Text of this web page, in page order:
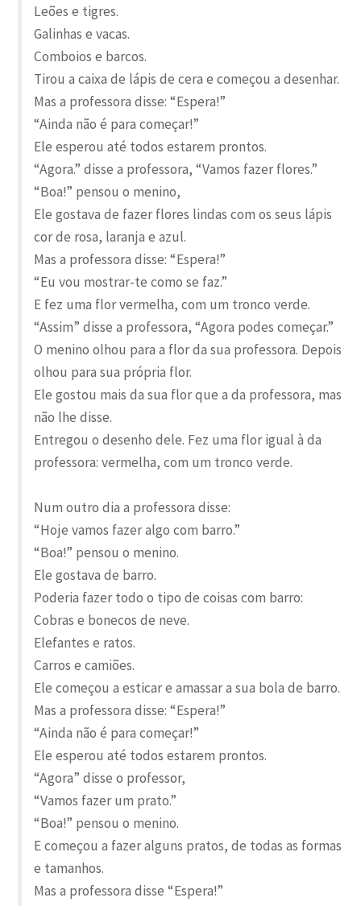
Leões e tigres.
Galinhas e vacas.
Comboios e barcos.
Tirou a caixa de lápis de cera e começou a desenhar.
Mas a professora disse: “Espera!”
“Ainda não é para começar!”
Ele esperou até todos estarem prontos.
“Agora.” disse a professora, “Vamos fazer flores.”
“Boa!” pensou o menino,
Ele gostava de fazer flores lindas com os seus lápis
cor de rosa, laranja e azul.
Mas a professora disse: “Espera!”
“Eu vou mostrar-te como se faz.”
E fez uma flor vermelha, com um tronco verde.
“Assim” disse a professora, “Agora podes começar.”
O menino olhou para a flor da sua professora. Depois
olhou para sua própria flor.
Ele gostou mais da sua flor que a da professora, mas
não lhe disse.
Entregou o desenho dele. Fez uma flor igual à da
professora: vermelha, com um tronco verde.
Num outro dia a professora disse:
“Hoje vamos fazer algo com barro.”
“Boa!” pensou o menino.
Ele gostava de barro.
Poderia fazer todo o tipo de coisas com barro:
Cobras e bonecos de neve.
Elefantes e ratos.
Carros e camiões.
Ele começou a esticar e amassar a sua bola de barro.
Mas a professora disse: “Espera!”
“Ainda não é para começar!”
Ele esperou até todos estarem prontos.
“Agora” disse o professor,
“Vamos fazer um prato.”
“Boa!” pensou o menino.
E começou a fazer alguns pratos, de todas as formas
e tamanhos.
Mas a professora disse “Espera!”